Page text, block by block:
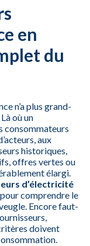
en
du
n’a plus grand-
où un
consommateurs
aux
historiques,
offres vertes ou
élargi.
d’électricité
comprendre le
Encore faut-
doivent